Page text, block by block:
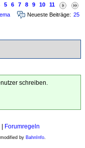
5 6 7 8 9 10
11
Neueste Beiträge: 25
schreiben.
Forumregeln
by BahnInfo.